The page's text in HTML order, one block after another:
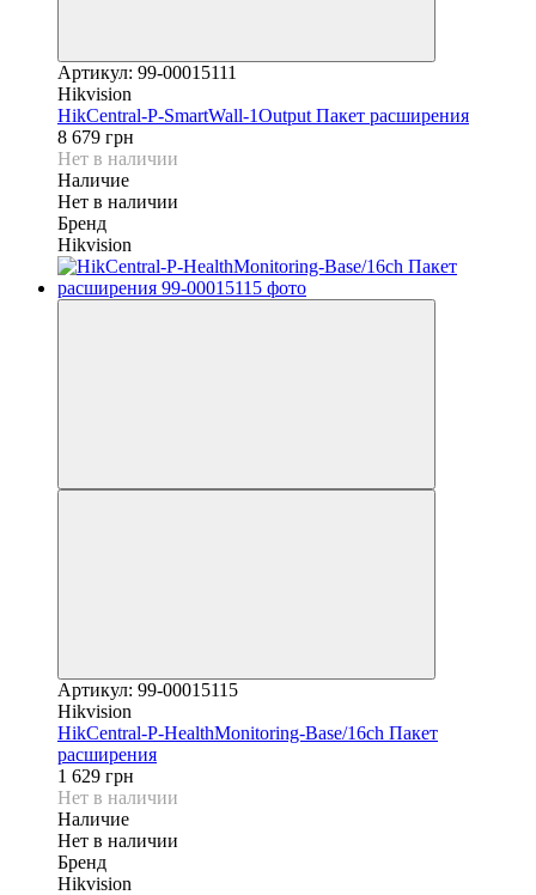
Артикул: 99-00015111
Hikvision
HikCentral-P-SmartWall-1Output Пакет расширения
8 679 грн
Нет в наличии
Наличие
Нет в наличии
Бренд
Hikvision
Артикул: 99-00015115
Hikvision
HikCentral-P-HealthMonitoring-Base/16ch Пакет
расширения
1 629 грн
Нет в наличии
Наличие
Нет в наличии
Бренд
Hikvision